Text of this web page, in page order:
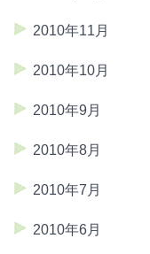
2010年11月
2010年10月
2010年9月
2010年8月
2010年7月
2010年6月